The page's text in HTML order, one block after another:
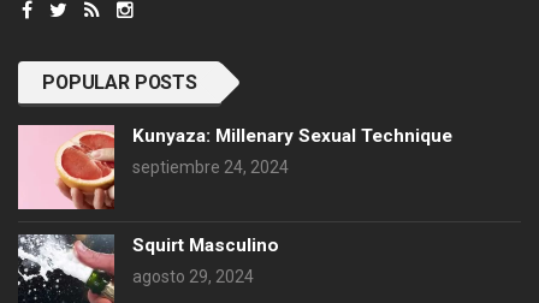
POPULAR POSTS
Kunyaza: Millenary Sexual Technique
septiembre 24, 2024
Squirt Masculino
agosto 29, 2024